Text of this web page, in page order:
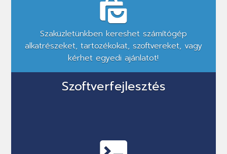
Szaküzletünkben kereshet számítógép
alkatrészeket, tartozékokat, szoftvereket, vagy
kérhet egyedi ajánlatot!
Szoftverfejlesztés